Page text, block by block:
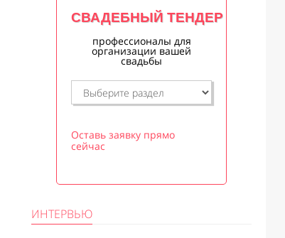
СВАДЕБНЫЙ ТЕНДЕР
профессионалы для
организации вашей
свадьбы
Оставь заявку прямо
сейчас
ИНТЕРВЬЮ